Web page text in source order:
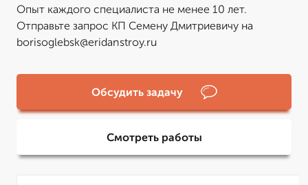
Опыт каждого специалиста не менее 10 лет.
Отправьте запрос КП Семену Дмитриевичу на
borisoglebsk@eridanstroy.ru
Обсудить задачу
Смотреть работы